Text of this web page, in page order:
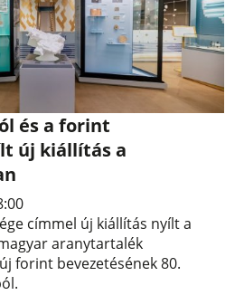
és a forint
új kiállítás a
címmel új kiállítás nyílt a
aranytartalék
forint bevezetésének 80.